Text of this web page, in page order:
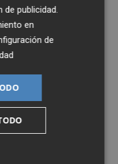
de publicidad
en
de